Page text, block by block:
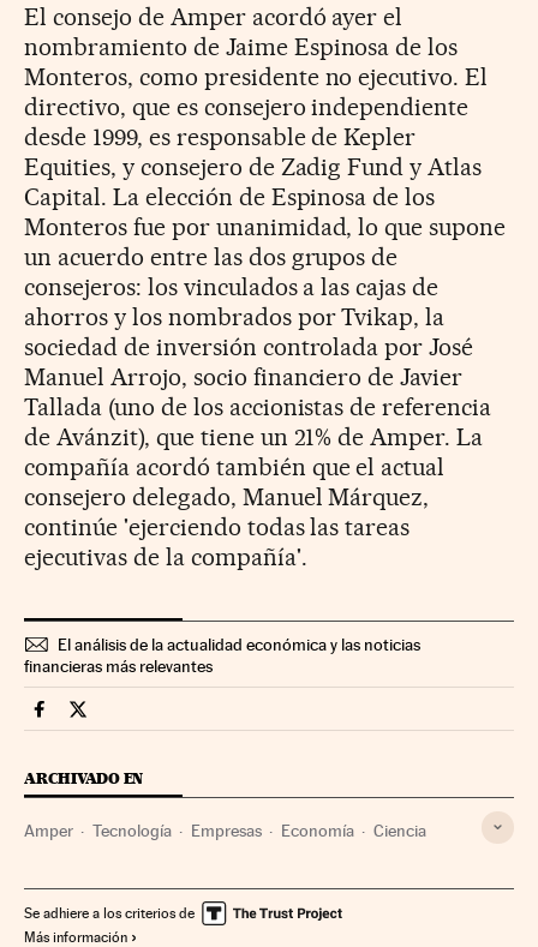
El consejo de Amper acordó ayer el
nombramiento de Jaime Espinosa de los
Monteros, como presidente no ejecutivo. El
directivo, que es consejero independiente
desde 1999, es responsable de Kepler
Equities, y consejero de Zadig Fund y Atlas
Capital. La elección de Espinosa de los
Monteros fue por unanimidad, lo que supone
un acuerdo entre las dos grupos de
consejeros: los vinculados a las cajas de
ahorros y los nombrados por Tvikap, la
sociedad de inversión controlada por José
Manuel Arrojo, socio financiero de Javier
Tallada (uno de los accionistas de referencia
de Avánzit), que tiene un 21% de Amper. La
compañía acordó también que el actual
consejero delegado, Manuel Márquez,
continúe 'ejerciendo todas las tareas
ejecutivas de la compañía'.
El análisis de la actualidad económica y las noticias
financieras más relevantes
Companias Cinco Días en Facebook
Companias Cinco Días en Twitter
ARCHIVADO EN
Amper Tecnología Empresas Economía Ciencia
Se adhiere a los criterios de
Más información